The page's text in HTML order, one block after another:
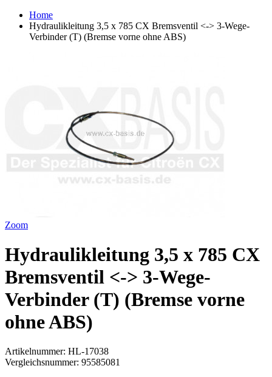
Home
Hydraulikleitung 3,5 x 785 CX Bremsventil <-> 3-Wege-
Verbinder (T) (Bremse vorne ohne ABS)
Zoom
Hydraulikleitung 3,5 x 785 CX
Bremsventil <-> 3-Wege-
Verbinder (T) (Bremse vorne
ohne ABS)
Artikelnummer: HL-17038
Vergleichsnummer: 95585081